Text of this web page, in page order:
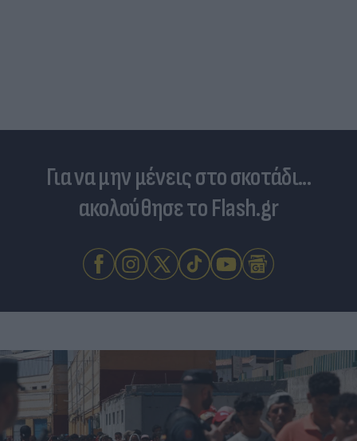
Για να μην μένεις στο σκοτάδι...
ακολούθησε το Flash.gr